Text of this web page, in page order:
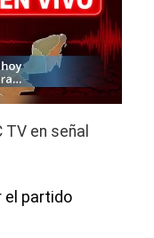
TV en señal
el partido